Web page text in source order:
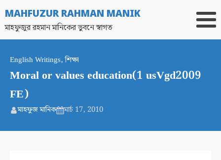
MAHFUZUR RAHMAN MANIK
মাহফুজুর রহমান মানিকের ভুবনে স্বাগত
English Writings,শিক্ষা
Moral or values education(1 usVgd2009
FE)
মাহফুজ মানিক মার্চ 17, 2010